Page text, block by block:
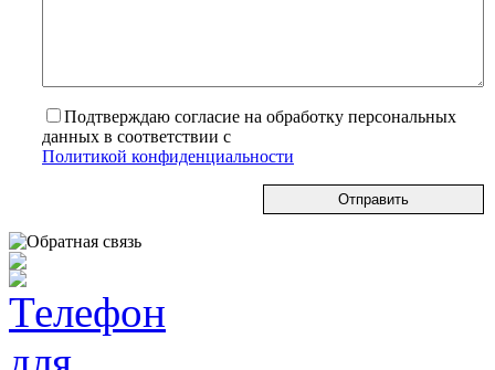
Подтверждаю согласие на обработку персональных
данных в соответствии с
Политикой конфиденциальности